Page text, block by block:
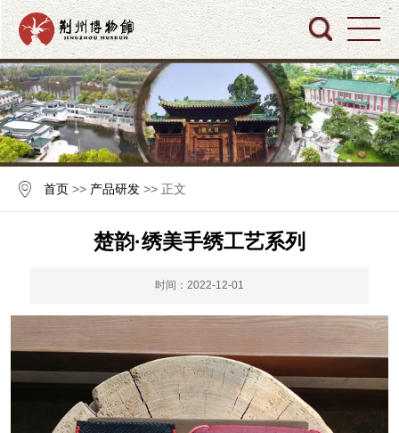
首页 >> 产品研发 >> 正文
楚韵·绣美手绣工艺系列
时间：2022-12-01